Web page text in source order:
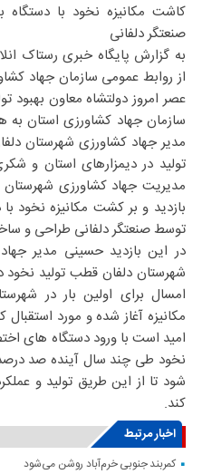
کاشت مکانیزه نخود با
صنعتگر دلفانی
به گزارش پایگاه خبری رستاک
از روابط عمومی سازمان جهاد
عصر امروز دولتشاه معاون بهبود
سازمان جهاد کشاورزی استان به
مدیر جهاد کشاورزی شهرستان
تولید در دیمزارهای استان و
مدیریت جهاد کشاورزی شهرستان
بازدید و بر کشت مکانیزه نخود
توسط صنعتگر دلفانی طراحی و
در این بازدید حسینی مدیر
شهرستان دلفان قطب تولید نخود
امسال برای اولین بار در
مکانیزه آغاز شده و مورد استقبال
امید است با ورود دستگاه های
نخود طی چند سال آینده صد
شود تا از این طریق تولید و
کند.
اخبار مرتبط
کمربند جنوبی خرم‌‌آباد روشن می‌شود